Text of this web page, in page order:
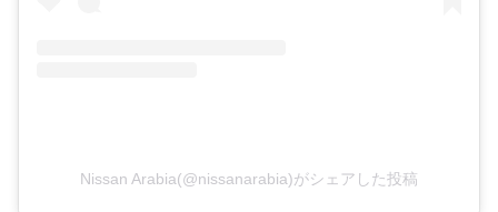
Nissan Arabia(@nissanarabia)がシェアした投稿